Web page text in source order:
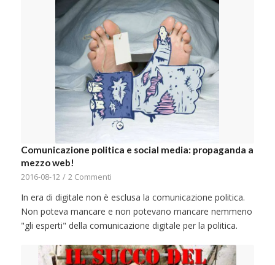
Comunicazione politica e social media: propaganda a
mezzo web!
2016-08-12 / 2 Commenti
In era di digitale non è esclusa la comunicazione politica.
Non poteva mancare e non potevano mancare nemmeno
"gli esperti" della comunicazione digitale per la politica.